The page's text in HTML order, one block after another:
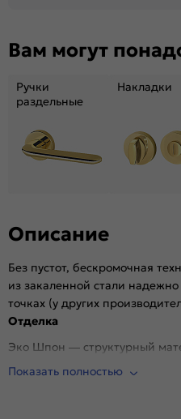
Материал:
Вам могут
Ручки
раздельные
Накладки
Описание
Без пустот, бескромочная
из закаленной стали
точках (у других
Отделка
Эко Шпон — структурный
Overlay, отличается высокой
Показать полностью